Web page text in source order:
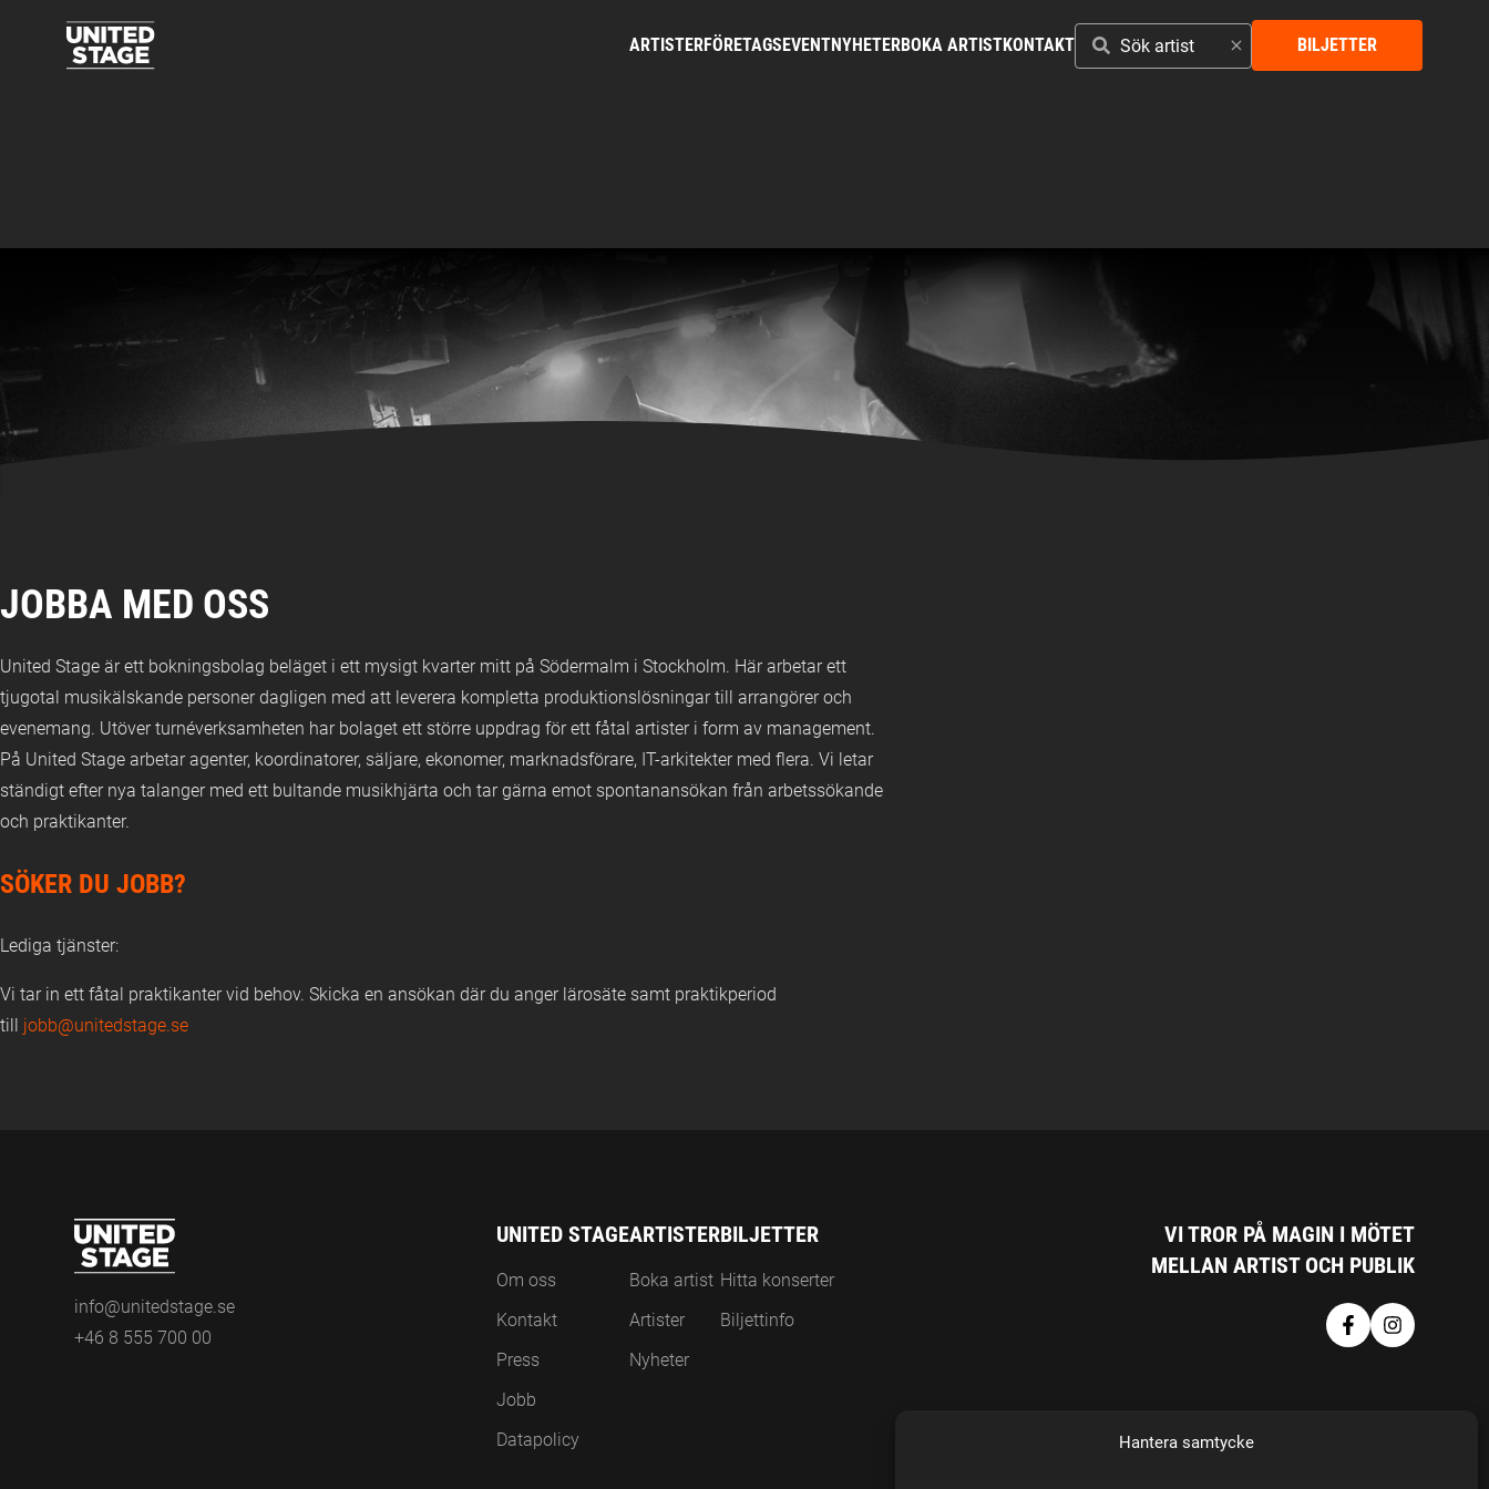
Hantera samtycke
ARTISTERFÖRETAGSEVENTNYHETERBOKA ARTISTKONTAKTSÖK
ARTIST
BILJETTER
JOBBA MED OSS
United Stage är ett bokningsbolag beläget i ett mysigt kvarter mitt på Södermalm i Stockholm. Här arbetar ett
tjugotal musikälskande personer dagligen med att leverera kompletta produktionslösningar till arrangörer och
evenemang. Utöver turnéverksamheten har bolaget ett större uppdrag för ett fåtal artister i form av management.
På United Stage arbetar agenter, koordinatorer, säljare, ekonomer, marknadsförare, IT-arkitekter med flera. Vi letar
ständigt efter nya talanger med ett bultande musikhjärta och tar gärna emot spontanansökan från arbetssökande
och praktikanter.
SÖKER DU JOBB?
Lediga tjänster:
Vi tar in ett fåtal praktikanter vid behov. Skicka en ansökan där du anger lärosäte samt praktikperiod
till jobb@unitedstage.se
info@unitedstage.se
+46 8 555 700 00
UNITED STAGE
Om oss
Kontakt
Press
Jobb
Datapolicy
ARTISTER
Boka artist
Artister
Nyheter
BILJETTER
Hitta konserter
Biljettinfo
VI TROR PÅ MAGIN I MÖTET
MELLAN ARTIST OCH PUBLIK